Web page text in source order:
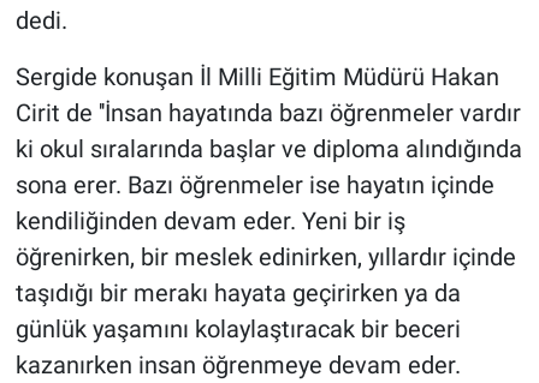
dedi.
Sergide konuşan İl Milli Eğitim Müdürü Hakan
Cirit de ''İnsan hayatında bazı öğrenmeler vardır
ki okul sıralarında başlar ve diploma alındığında
sona erer. Bazı öğrenmeler ise hayatın içinde
kendiliğinden devam eder. Yeni bir iş
öğrenirken, bir meslek edinirken, yıllardır içinde
taşıdığı bir merakı hayata geçirirken ya da
günlük yaşamını kolaylaştıracak bir beceri
kazanırken insan öğrenmeye devam eder.